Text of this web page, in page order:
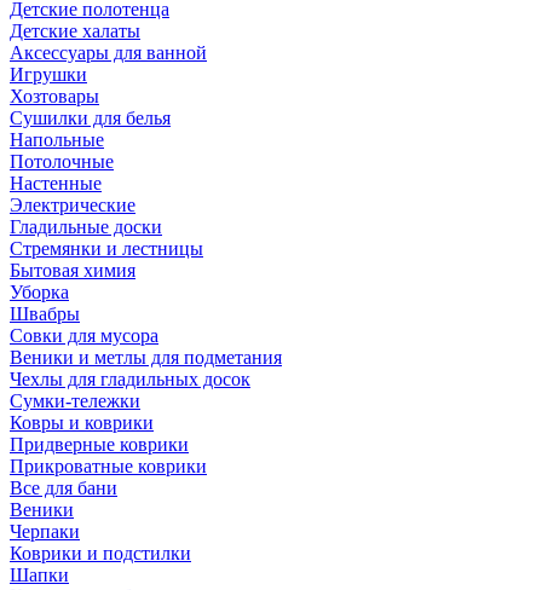
Детские полотенца
Детские халаты
Аксессуары для ванной
Игрушки
Хозтовары
Сушилки для белья
Напольные
Потолочные
Настенные
Электрические
Гладильные доски
Стремянки и лестницы
Бытовая химия
Уборка
Швабры
Совки для мусора
Веники и метлы для подметания
Чехлы для гладильных досок
Сумки-тележки
Ковры и коврики
Придверные коврики
Прикроватные коврики
Все для бани
Веники
Черпаки
Коврики и подстилки
Шапки